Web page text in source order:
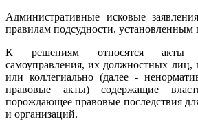
Административные исковые
правилам подсудности,
К решениям относятся акты
самоуправления, их должностных лиц,
или коллегиально (далее -
правовые акты) содержащие
порождающее правовые последствия
и организаций.